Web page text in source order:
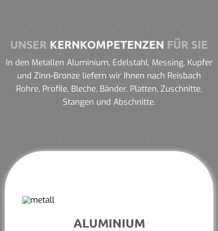
UNSER KERNKOMPETENZEN FÜR SIE
In den Metallen Aluminium, Edelstahl, Messing, Kupfer
und Zinn-Bronze liefern wir Ihnen nach Reisbach
Rohre, Profile, Bleche, Bänder, Platten, Zuschnitte,
Stangen und Abschnitte.
ALUMINIUM